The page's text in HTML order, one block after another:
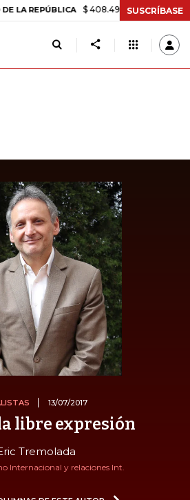
$ 408.498,97 +$ 8.753,81
SUSCRÍBASE
13/07/2017
libre expresión
Tremolada
Internacional y relaciones Int.